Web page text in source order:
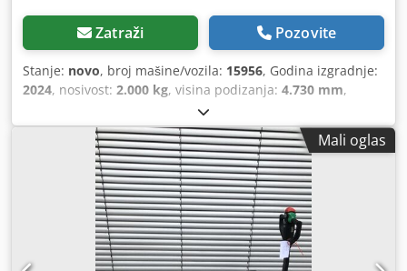
Zatraži Pozovite
Stanje: novo, broj mašine/vozila: 15956, Godina izgradnje:
2024, nosivost: 2.000 kg, visina podizanja: 4.730 mm,
1.500 mm
vrsta goriva:električni, vrsta jarbola:triplex, građevinska
2.200 mm, duljina vilica:1.200 mm, Mali oglas